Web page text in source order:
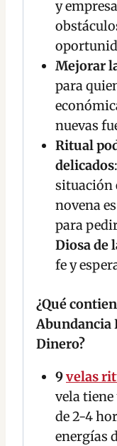
y
Mejorar
para
nuevas
Ritual
delicados
situación
novena
para
Diosa de
fe y
¿Qué
Abundancia
Dinero?
9velas
vela
de 2-4
energías